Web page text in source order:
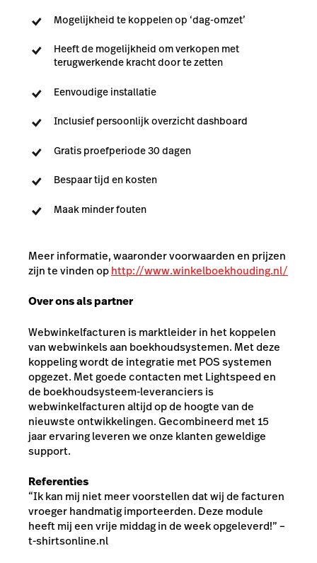
Mogelijkheid te koppelen op ‘dag-omzet’
Heeft de mogelijkheid om verkopen met
terugwerkende kracht door te zetten
Eenvoudige installatie
Inclusief persoonlijk overzicht dashboard
Gratis proefperiode 30 dagen
Bespaar tijd en kosten
Maak minder fouten
Meer informatie, waaronder voorwaarden en prijzen
zijn te vinden ophttp://www.winkelboekhouding.nl/
Over ons als partner
Webwinkelfacturen is marktleider in het koppelen
van webwinkels aan boekhoudsystemen. Met deze
koppeling wordt de integratie met POS systemen
opgezet. Met goede contacten met Lightspeed en
de boekhoudsysteem-leveranciers is
webwinkelfacturen altijd op de hoogte van de
nieuwste ontwikkelingen. Gecombineerd met 15
jaar ervaring leveren we onze klanten geweldige
support.
Referenties
“Ik kan mij niet meer voorstellen dat wij de facturen
vroeger handmatig importeerden. Deze module
heeft mij een vrije middag in de week opgeleverd!”–
t-shirtsonline.nl